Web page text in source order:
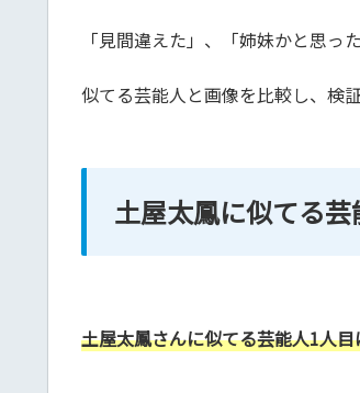
「見間違えた」、「姉妹かと思っ
似てる芸能人と画像を比較し、検
土屋太鳳に似てる
土屋太鳳さんに似てる芸能人1人